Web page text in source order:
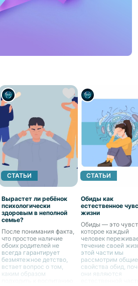
СТАТЬИ
Вырастет ли ребёнок
психологически
здоровым в неполной
семье?
После понимания факта,
что простое наличие
обоих родителей не
всегда гарантирует
безмятежное детство,
встает вопрос о том,
каким образом
СТАТЬИ
Обиды как
естественное
жизни
Обиды — это
которое каждый
человек
течение своей
этой части мы
рассмотрим общие
свойства обид,
они являются